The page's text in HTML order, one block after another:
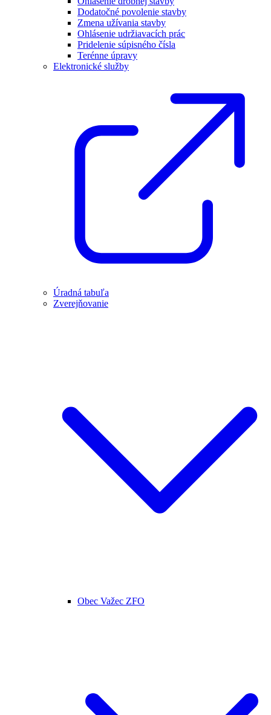
Dodatočné povolenie stavby
Zmena užívania stavby
Ohlásenie udržiavacích prác
Pridelenie súpisného čísla
Terénne úpravy
Elektronické služby
Úradná tabuľa
Zverejňovanie
Obec Važec ZFO